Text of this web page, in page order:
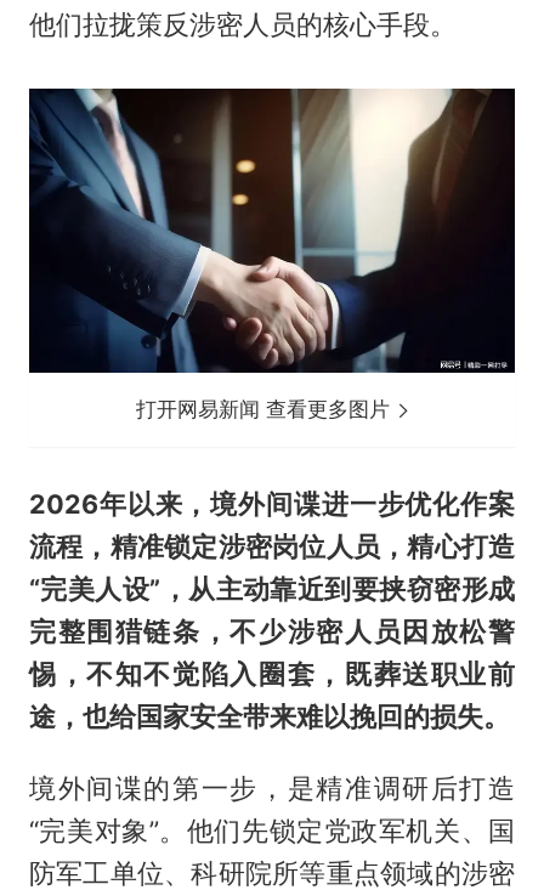
他们拉拢策反涉密人员的核心手段。
打开网易新闻 查看更多图片
2026年以来，境外间谍进一步优化作案
流程，精准锁定涉密岗位人员，精心打造
“完美人设”，从主动靠近到要挟窃密形成
完整围猎链条，不少涉密人员因放松警
惕，不知不觉陷入圈套，既葬送职业前
途，也给国家安全带来难以挽回的损失。
境外间谍的第一步，是精准调研后打造
“完美对象”。他们先锁定党政军机关、国
防军工单位、科研院所等重点领域的涉密